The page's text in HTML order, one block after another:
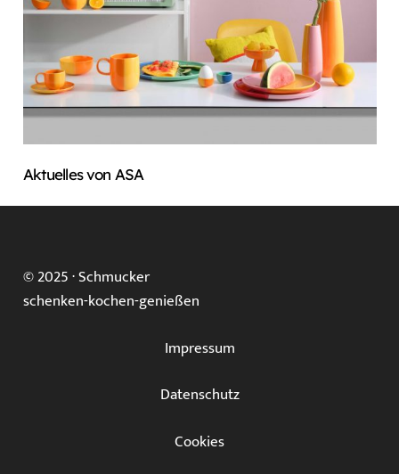
Aktuelles von ASA
© 2025 ·Schmucker
schenken-kochen-genießen
Impressum
Datenschutz
Cookies